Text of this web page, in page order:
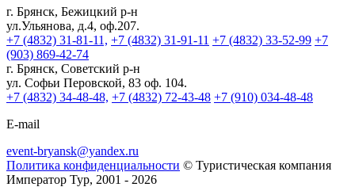
г. Брянск, Бежицкий р-н
ул.Ульянова, д.4, оф.207.
+7 (4832) 31-81-11, +7 (4832) 31-91-11 +7 (4832) 33-52-99 +7
(903) 869-42-74
г. Брянск, Советский р-н
ул. Софьи Перовской, 83 оф. 104.
+7 (4832) 34-48-48, +7 (4832) 72-43-48 +7 (910) 034-48-48
E-mail
event-bryansk@yandex.ru
Политика конфиденциальности © Туристическая компания
Император Тур, 2001 - 2026